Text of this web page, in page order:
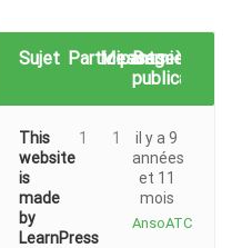
Sujet Participants
Messages
Dernière
publication
This
website
is
made
by
LearnPress
1 1
il y a 9
années
et 11
mois
AnsoATC